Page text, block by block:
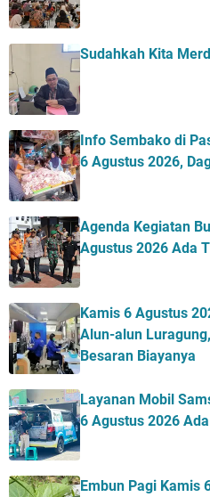
Sudahkah Kita
Info Sembako di
6 Agustus 2026,
Agenda Kegiatan
Agustus 2026 Ada
Kamis 6 Agustus
Alun-alun
Besaran Biayanya
Layanan Mobil
6 Agustus 2026
Embun Pagi Kamis